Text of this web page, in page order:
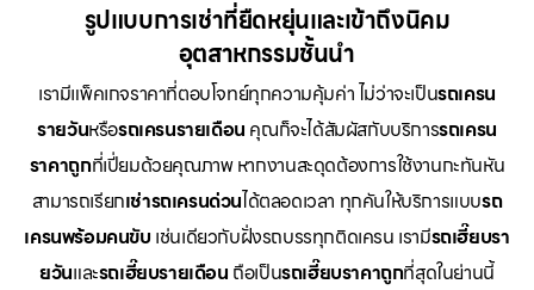
รูปแบบการเช่าที่ยืดหยุ่นและเข้าถึงนิคม
อุตสาหกรรมชั้นนำ
เรามีแพ็คเกจราคาที่ตอบโจทย์ทุกความคุ้มค่า ไม่ว่าจะเป็นรถเครน
รายวันหรือรถเครนรายเดือน คุณก็จะได้สัมผัสกับบริการรถเครน
ราคาถูกที่เปี่ยมด้วยคุณภาพ หากงานสะดุดต้องการใช้งานกะทันหัน
สามารถเรียกเช่ารถเครนด่วนได้ตลอดเวลา ทุกคันให้บริการแบบรถ
เครนพร้อมคนขับ เช่นเดียวกับฝั่งรถบรรทุกติดเครน เรามีรถเฮี๊ยบรา
ยวันและรถเฮี๊ยบรายเดือน ถือเป็นรถเฮี๊ยบราคาถูกที่สุดในย่านนี้